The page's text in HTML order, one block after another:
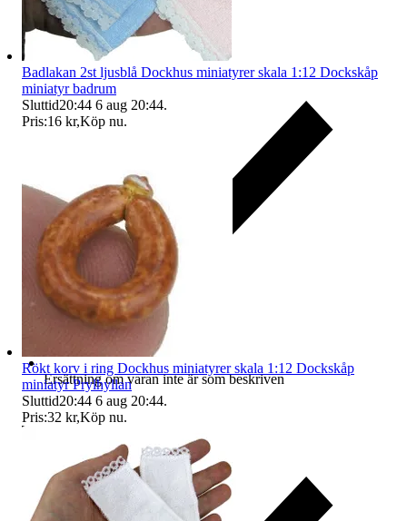
Ersättning om varan inte är som beskriven
Badlakan 2st ljusblå Dockhus miniatyrer skala 1:12 Dockskåp
miniatyr badrum
Sluttid20:44 6 aug 20:44.
Pris:16 kr,Köp nu.
Rökt korv i ring Dockhus miniatyrer skala 1:12 Dockskåp
miniatyr Prylhyllan
Sluttid20:44 6 aug 20:44.
Pris:32 kr,Köp nu.